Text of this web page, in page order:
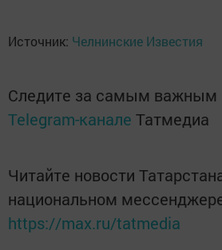
Источник: Челнинские Известия
Следите за самым важным
Telegram-канале Татмедиа
Читайте новости
национальном
https://max.ru/tatmedia